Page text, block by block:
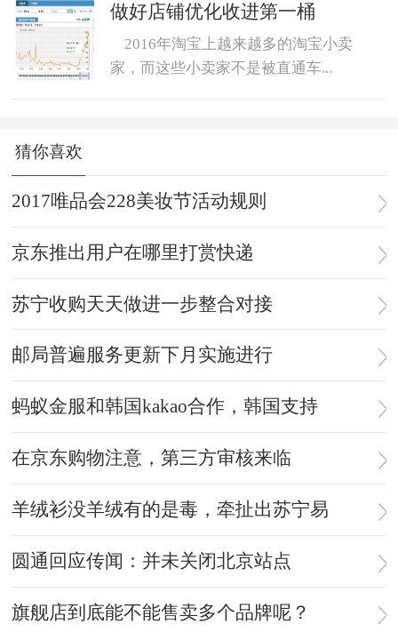
做好店铺优化收进第一桶
2016年淘宝上越来越多的淘宝小卖
家，而这些小卖家不是被直通车...
猜你喜欢
2017唯品会228美妆节活动规则
京东推出用户在哪里打赏快递
苏宁收购天天做进一步整合对接
邮局普遍服务更新下月实施进行
蚂蚁金服和韩国kakao合作，韩国支持
在京东购物注意，第三方审核来临
羊绒衫没羊绒有的是毒，牵扯出苏宁易
圆通回应传闻：并未关闭北京站点
旗舰店到底能不能售卖多个品牌呢？